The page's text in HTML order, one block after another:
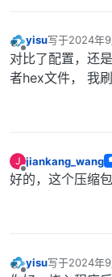
离线
yisu写于2024年
最后由 编辑
对比了配置，还
者hex文件， 我
J
离线
jiankang_wang
好的，这个压缩
yisu写于2024年
最后由 编辑